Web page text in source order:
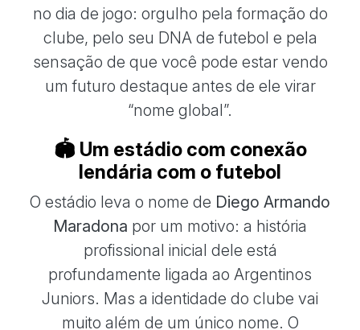
no dia de jogo: orgulho pela formação do
clube, pelo seu DNA de futebol e pela
sensação de que você pode estar vendo
um futuro destaque antes de ele virar
“nome global”.
🏟️ Um estádio com conexão
lendária com o futebol
O estádio leva o nome de Diego Armando
Maradona por um motivo: a história
profissional inicial dele está
profundamente ligada ao Argentinos
Juniors. Mas a identidade do clube vai
muito além de um único nome. O